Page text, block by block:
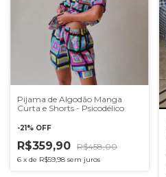
Pijama de Algodão Manga
Curta e Shorts - Psicodélico
-21% OFF
R$359,90 R$458,00
6 x de R$59,98 sem juros